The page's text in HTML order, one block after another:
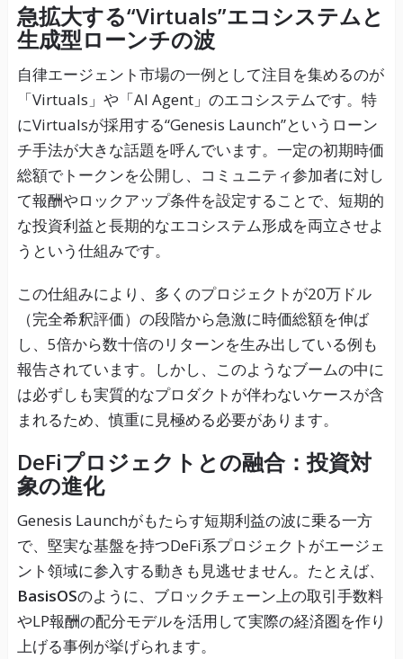
急拡大する“Virtuals”エコシステムと
生成型ローンチの波
自律エージェント市場の一例として注目を集めるのが
「Virtuals」や「AI Agent」のエコシステムです。特
にVirtualsが採用する“Genesis Launch”というローン
チ手法が大きな話題を呼んでいます。一定の初期時価
総額でトークンを公開し、コミュニティ参加者に対し
て報酬やロックアップ条件を設定することで、短期的
な投資利益と長期的なエコシステム形成を両立させよ
うという仕組みです。
この仕組みにより、多くのプロジェクトが20万ドル
（完全希釈評価）の段階から急激に時価総額を伸ば
し、5倍から数十倍のリターンを生み出している例も
報告されています。しかし、このようなブームの中に
は必ずしも実質的なプロダクトが伴わないケースが含
まれるため、慎重に見極める必要があります。
DeFiプロジェクトとの融合：投資対
象の進化
Genesis Launchがもたらす短期利益の波に乗る一方
で、堅実な基盤を持つDeFi系プロジェクトがエージェ
ント領域に参入する動きも見逃せません。たとえば、
BasisOSのように、ブロックチェーン上の取引手数料
やLP報酬の配分モデルを活用して実際の経済圏を作り
上げる事例が挙げられます。